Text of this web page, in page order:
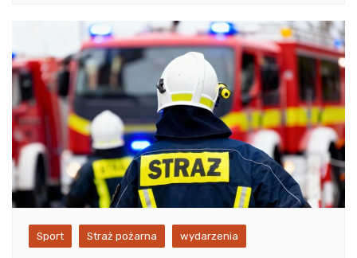
Sport Straż pożarna wydarzenia